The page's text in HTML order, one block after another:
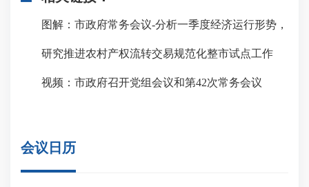
图解：市政府常务会议-分析一季度经济运行形势，
研究推进农村产权流转交易规范化整市试点工作
视频：市政府召开党组会议和第42次常务会议
会议日历